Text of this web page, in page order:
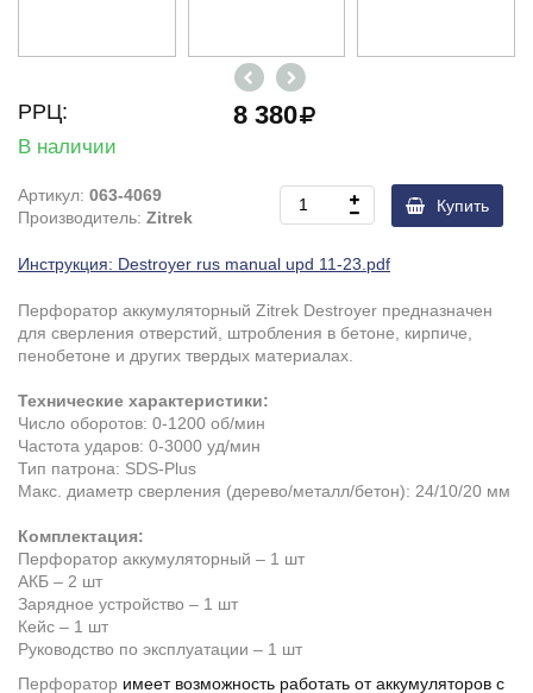
РРЦ: 8 380
В наличии
Артикул: 063-4069
Производитель: Zitrek
Купить
Инструкция: Destroyer rus manual upd 11-23.pdf
Перфоратор аккумуляторный Zitrek Destroyer предназначен
для сверления отверстий, штробления в бетоне, кирпиче,
пенобетоне и других твердых материалах.
Технические характеристики:
Число оборотов: 0-1200 об/мин
Частота ударов: 0-3000 уд/мин
Тип патрона: SDS-Plus
Макс. диаметр сверления (дерево/металл/бетон): 24/10/20 мм
Комплектация:
Перфоратор аккумуляторный – 1 шт
АКБ – 2 шт
Зарядное устройство – 1 шт
Кейс – 1 шт
Руководство по эксплуатации – 1 шт
Перфоратор имеет возможность работать от аккумуляторов с